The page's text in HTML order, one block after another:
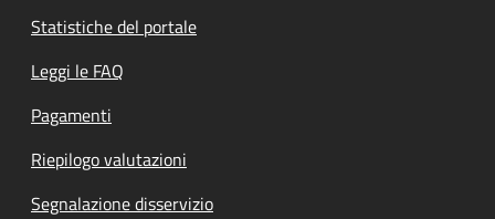
Statistiche del portale
Leggi le FAQ
Pagamenti
Riepilogo valutazioni
Segnalazione disservizio